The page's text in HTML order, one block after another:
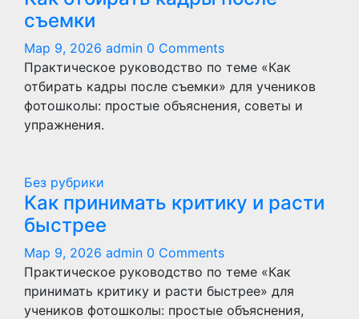
съемки
Мар 9, 2026 admin 0 Comments
Практическое руководство по теме «Как
отбирать кадры после съемки» для учеников
фотошколы: простые объяснения, советы и
упражнения.
Без рубрики
Как принимать критику и расти
быстрее
Мар 9, 2026 admin 0 Comments
Практическое руководство по теме «Как
принимать критику и расти быстрее» для
учеников фотошколы: простые объяснения,